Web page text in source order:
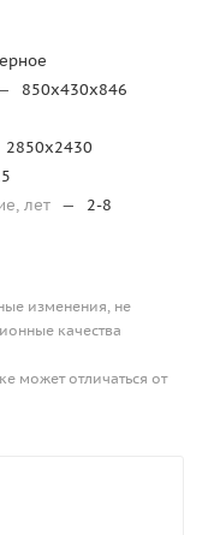
850x430x846
2850х2430
лет — 2-8
изменения, не
качества
может отличаться от